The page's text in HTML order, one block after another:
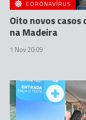
CORONAVÍRUS
Oito novos casos
na Madeira
1 Nov 20:09